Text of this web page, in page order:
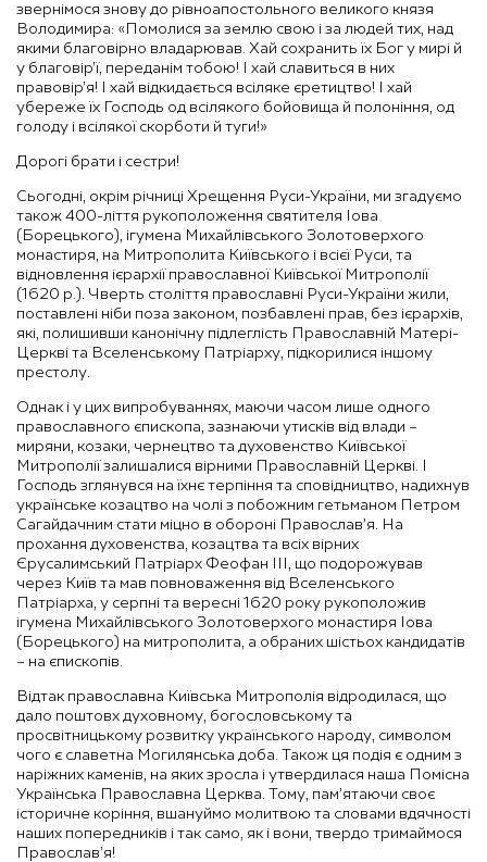
звернімося знову до рівноапостольного великого князя
Володимира: «Помолися за землю свою і за людей тих, над
якими благовірно владарював. Хай сохранить їх Бог у мирі й
у благовір’ї, переданім тобою! І хай славиться в них
правовір’я! І хай відкидається всіляке єретицтво! І хай
убереже їх Господь од всілякого бойовища й полоніння, од
голоду і всілякої скорботи й туги!»
Дорогі брати і сестри!
Сьогодні, окрім річниці Хрещення Руси-України, ми згадуємо
також 400-ліття рукоположення святителя Іова
(Борецького), ігумена Михайлівського Золотоверхого
монастиря, на Митрополита Київського і всієї Руси, та
відновлення ієрархії православної Київської Митрополії
(1620 р.). Чверть століття православні Руси-України жили,
поставлені ніби поза законом, позбавлені прав, без ієрархів,
які, полишивши канонічну підлеглість Православній Матері-
Церкві та Вселенському Патріарху, підкорилися іншому
престолу.
Однак і у цих випробуваннях, маючи часом лише одного
православного єпископа, зазнаючи утисків від влади –
миряни, козаки, чернецтво та духовенство Київської
Митрополії залишалися вірними Православній Церкві. І
Господь зглянувся на їхнє терпіння та сповідництво, надихнув
українське козацтво на чолі з побожним гетьманом Петром
Сагайдачним стати міцно в обороні Православ’я. На
прохання духовенства, козацтва та всіх вірних
Єрусалимський Патріарх Феофан ІІІ, що подорожував
через Київ та мав повноваження від Вселенського
Патріарха, у серпні та вересні 1620 року рукоположив
ігумена Михайлівського Золотоверхого монастиря Іова
(Борецького) на митрополита, а обраних шістьох кандидатів
– на єпископів.
Відтак православна Київська Митрополія відродилася, що
дало поштовх духовному, богословському та
просвітницькому розвитку українського народу, символом
чого є славетна Могилянська доба. Також ця подія є одним з
наріжних каменів, на яких зросла і утвердилася наша Помісна
Українська Православна Церква. Тому, пам’ятаючи своє
історичне коріння, вшануймо молитвою та словами вдячності
наших попередників і так само, як і вони, твердо тримаймося
Православ’я!